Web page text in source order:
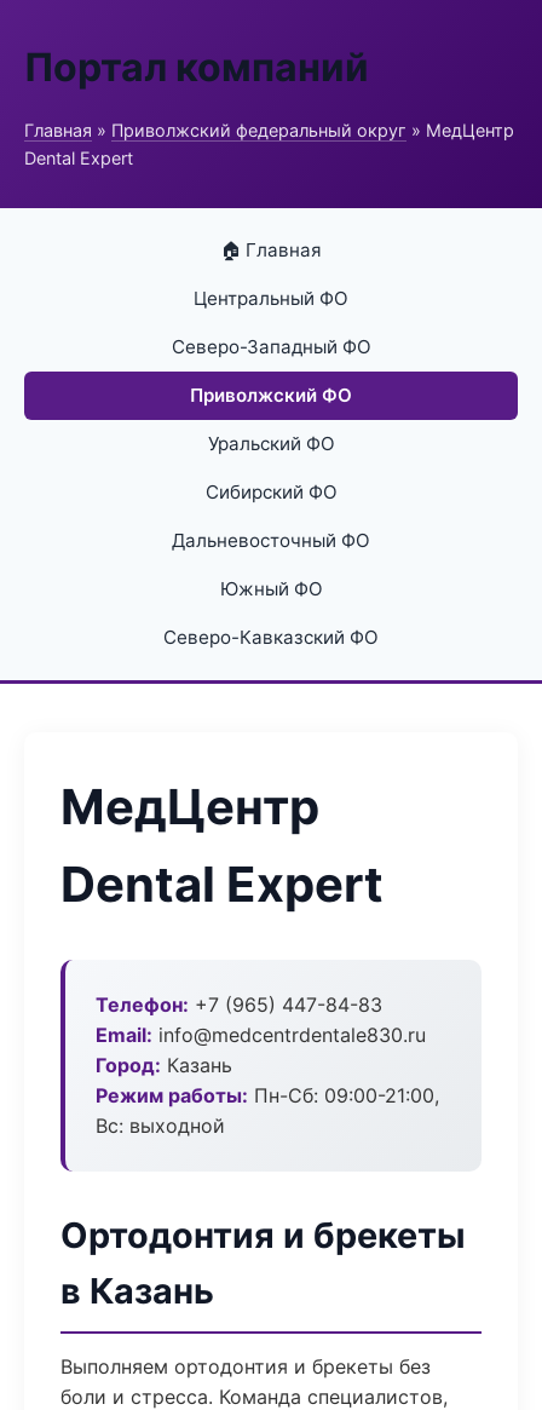
Портал компаний
Главная » Приволжский федеральный округ » МедЦентр
Dental Expert
🏠 Главная
Центральный ФО
Северо-Западный ФО
Приволжский ФО
Уральский ФО
Сибирский ФО
Дальневосточный ФО
Южный ФО
Северо-Кавказский ФО
МедЦентр
Dental Expert
Телефон: +7 (965) 447-84-83
Email: info@medcentrdentale830.ru
Город: Казань
Режим работы: Пн-Сб: 09:00-21:00,
Вс: выходной
Ортодонтия и брекеты
в Казань
Выполняем ортодонтия и брекеты без
боли и стресса. Команда специалистов,